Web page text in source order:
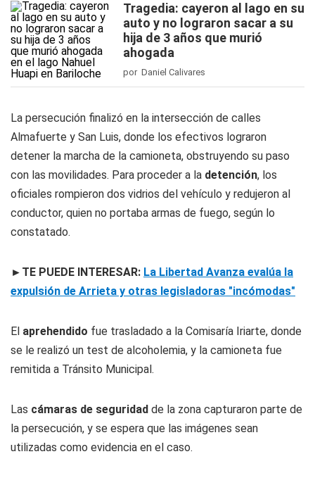
Tragedia: cayeron al lago en su
auto y no lograron sacar a su
hija de 3 años que murió
ahogada
por Daniel Calivares
La persecución finalizó en la intersección de calles
Almafuerte y San Luis, donde los efectivos lograron
detener la marcha de la camioneta, obstruyendo su paso
con las movilidades. Para proceder a la detención, los
oficiales rompieron dos vidrios del vehículo y redujeron al
conductor, quien no portaba armas de fuego, según lo
constatado.
►TE PUEDE INTERESAR: La Libertad Avanza evalúa la
expulsión de Arrieta y otras legisladoras "incómodas"
El aprehendido fue trasladado a la Comisaría Iriarte, donde
se le realizó un test de alcoholemia, y la camioneta fue
remitida a Tránsito Municipal.
Las cámaras de seguridad de la zona capturaron parte de
la persecución, y se espera que las imágenes sean
utilizadas como evidencia en el caso.